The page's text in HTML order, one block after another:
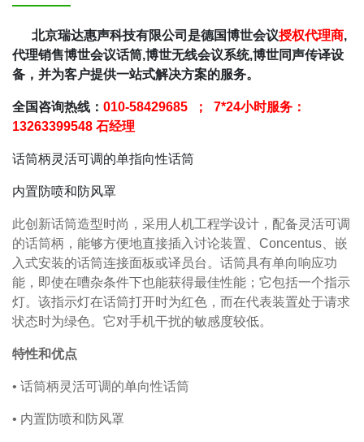
北京瑞达惠声科技有限公司是德国博世会议授权代理商,
代理销售博世会议话筒,博世无线会议系统,博世同声传译设
备，并为客户提供一站式解决方案的服务。
全国咨询热线： 010-58429685 ； 7*24小时服务：
13263399548 石经理
话筒柄灵活可调的单指向性话筒
内置防喷和防风罩
此创新话筒造型时尚，采用人机工程学设计，配备灵活可调
的话筒柄，能够方便地直接插入讨论装置、Concentus、嵌
入式安装的话筒连接面板或译员台。话筒具有单向响应功
能，即使在嘈杂条件下也能获得最佳性能；它包括一个指示
灯。该指示灯在话筒打开时为红色，而在代表装置处于请求
状态时为绿色。它对手机干扰的敏感度较低。
特性和优点
• 话筒柄灵活可调的单向性话筒
• 内置防喷和防风罩